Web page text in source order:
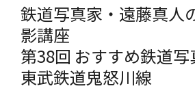
鉄道写真家・遠藤真人
影講座
第38回 おすすめ鉄道
東武鉄道鬼怒川線